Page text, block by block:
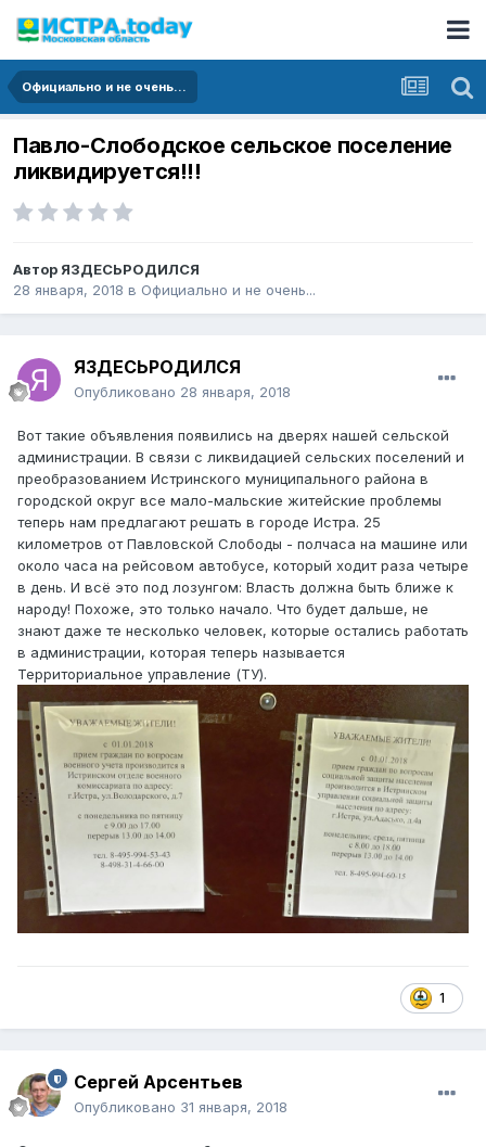
Официально и не очень...
Павло-Слободское сельское поселение
ликвидируется!!!
Автор ЯЗДЕСЬРОДИЛСЯ
28 января, 2018 в Официально и не очень...
ЯЗДЕСЬРОДИЛСЯ
Опубликовано 28 января, 2018
Вот такие объявления появились на дверях нашей сельской
администрации. В связи с ликвидацией сельских поселений и
преобразованием Истринского муниципального района в
городской округ все мало-мальские житейские проблемы
теперь нам предлагают решать в городе Истра. 25
километров от Павловской Слободы - полчаса на машине или
около часа на рейсовом автобусе, который ходит раза четыре
в день. И всё это под лозунгом: Власть должна быть ближе к
народу! Похоже, это только начало. Что будет дальше, не
знают даже те несколько человек, которые остались работать
в администрации, которая теперь называется
Территориальное управление (ТУ).
1
Сергей Арсентьев
Опубликовано 31 января, 2018